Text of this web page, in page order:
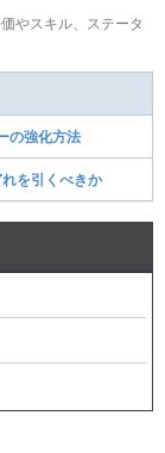
やスキル、ステータ
の強化方法
を引くべきか